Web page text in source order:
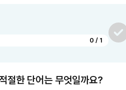
0 / 1
절한 단어는 무엇일까요?